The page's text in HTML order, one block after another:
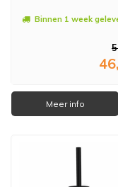
Binnen 1 week
Meer info